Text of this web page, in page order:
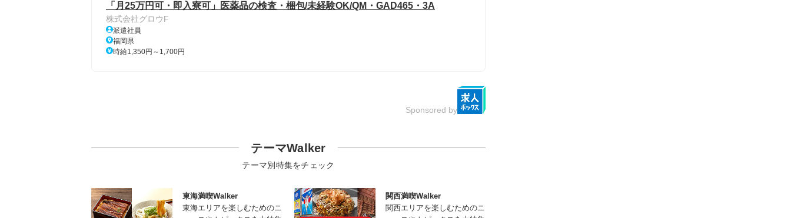
「月25万円可・即入寮可」医薬品の検査・梱包/未経験OK/QM・GAD465・3A
株式会社グロウF
派遣社員
福岡県
時給1,350円～1,700円
Sponsored by
テーマWalker
テーマ別特集をチェック
東海満喫Walker
東海エリアを楽しむためのニ
関西満喫Walker
関西エリアを楽しむためのニ